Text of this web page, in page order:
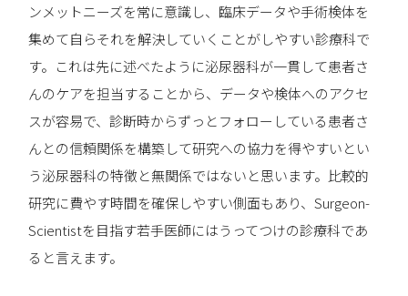
ンメットニーズを常に意識し、臨床データや手術検体を
集めて自らそれを解決していくことがしやすい診療科で
す。これは先に述べたように泌尿器科が一貫して患者さ
んのケアを担当することから、データや検体へのアクセ
スが容易で、診断時からずっとフォローしている患者さ
んとの信頼関係を構築して研究への協力を得やすいとい
う泌尿器科の特徴と無関係ではないと思います。比較的
研究に費やす時間を確保しやすい側面もあり、Surgeon-
Scientistを目指す若手医師にはうってつけの診療科であ
ると言えます。